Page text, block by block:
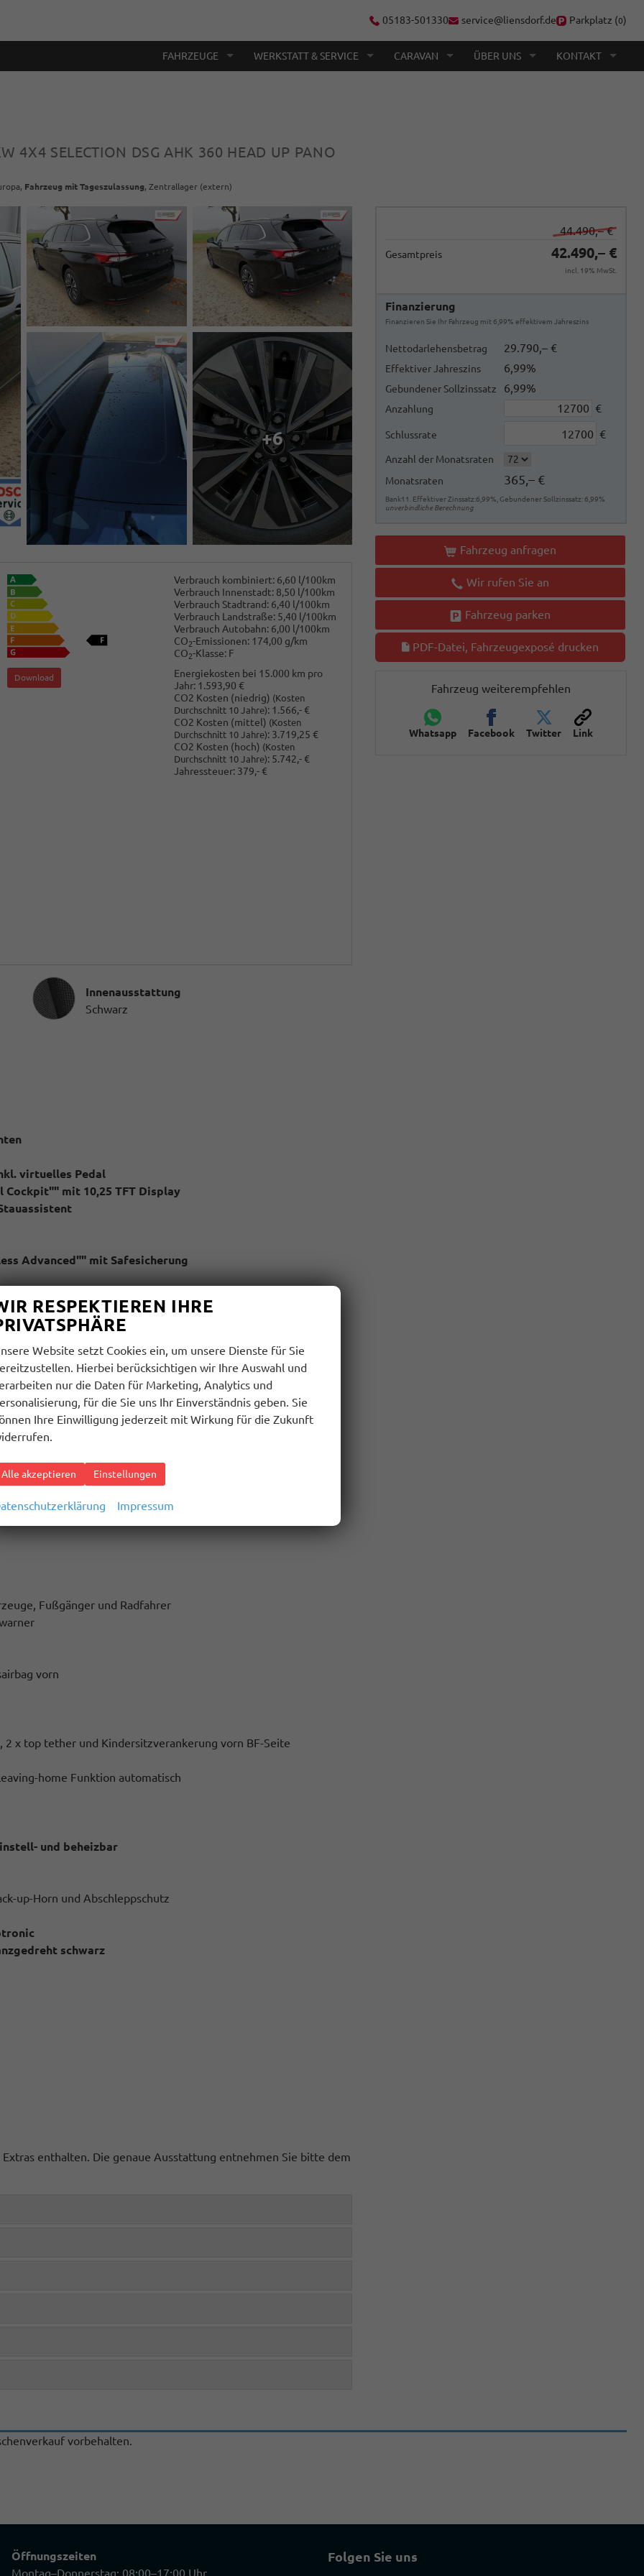
05183-501330 service@liensdorf.de Parkplatz (0)
FAHRZEUGE WERKSTATT & SERVICE CARAVAN ÜBER UNS KONTAKT
4X4 SELECTION DSG AHK 360 HEAD UP PANO
Fahrzeug mit Tageszulassung, Zentrallager (extern)
44.490,– €
Gesamtpreis 42.490,– €
incl. 19% MwSt.
Finanzierung
Finanzieren Sie Ihr Fahrzeug mit 6,99% effektivem Jahreszins
Nettodarlehensbetrag 29.790,– €
Effektiver Jahreszins 6,99%
Gebundener Sollzinssatz 6,99%
Anzahlung €
Schlussrate €
Anzahl der Monatsraten
Monatsraten
365,– €
Bank11. Effektiver Zinssatz:6,99%, Gebundener Sollzinssatz: 6,99%
unverbindliche Berechnung
Fahrzeug anfragen
Wir rufen Sie an
Fahrzeug parken
PDF-Datei, Fahrzeugexposé drucken
Fahrzeug weiterempfehlen
Whatsapp Facebook Twitter Link
+6
Verbrauch kombiniert: 6,60 l/100km
Verbrauch Innenstadt: 8,50 l/100km
Verbrauch Stadtrand: 6,40 l/100km
Verbrauch Landstraße: 5,40 l/100km
Verbrauch Autobahn: 6,00 l/100km
CO2-Emissionen: 174,00 g/km
CO2-Klasse: F
Download
Energiekosten bei 15.000 km pro
Jahr: 1.593,90 €
CO2 Kosten (niedrig) (Kosten
Durchschnitt 10 Jahre): 1.566,- €
CO2 Kosten (mittel) (Kosten
Durchschnitt 10 Jahre): 3.719,25 €
CO2 Kosten (hoch) (Kosten
Durchschnitt 10 Jahre): 5.742,- €
Jahressteuer: 379,- €
InnenausstattungInnenausstattung
Schwarz
virtuelles Pedal
mit 10,25 TFT Display
Advanced"" mit Safesicherung
mit erhöhter Ladeleistung
Fußgänger und Radfahrer
vorn
x top tether und Kindersitzverankerung vorn BF-Seite
home Funktion automatisch
und beheizbar
up-Horn und Abschleppschutz
schwarz
enthalten. Die genaue Ausstattung entnehmen Sie bitte dem
vorbehalten.
Öffnungszeiten
Folgen Sie uns
RESPEKTIEREN IHRE
Website setzt Cookies ein, um unsere Dienste für Sie
Hierbei berücksichtigen wir Ihre Auswahl und
nur die Daten für Marketing, Analytics und
für die Sie uns Ihr Einverständnis geben. Sie
Ihre Einwilligung jederzeit mit Wirkung für die Zukunft
Alle akzeptieren Einstellungen
Impressum